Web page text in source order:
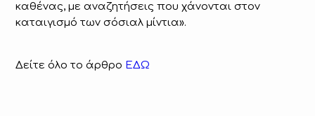
καθένας, με αναζητήσεις που χάνονται στον
καταιγισμό των σόσιαλ μίντια».
Δείτε όλο το άρθρο ΕΔΩ